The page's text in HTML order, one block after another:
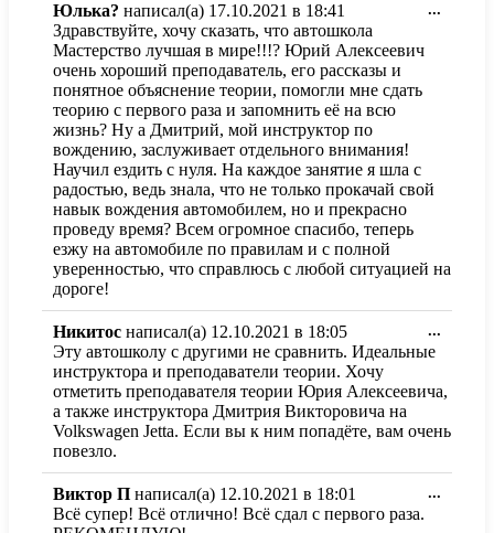
Юлька? написал(а) 17.10.2021 в 18:41
Здравствуйте, хочу сказать, что автошкола
Мастерство лучшая в мире!!!? Юрий Алексеевич
очень хороший преподаватель, его рассказы и
понятное объяснение теории, помогли мне сдать
теорию с первого раза и запомнить её на всю
жизнь? Ну а Дмитрий, мой инструктор по
вождению, заслуживает отдельного внимания!
Научил ездить с нуля. На каждое занятие я шла с
радостью, ведь знала, что не только прокачай свой
навык вождения автомобилем, но и прекрасно
проведу время? Всем огромное спасибо, теперь
езжу на автомобиле по правилам и с полной
уверенностью, что справлюсь с любой ситуацией на
дороге!
...
Никитос написал(а) 12.10.2021 в 18:05
Эту автошколу с другими не сравнить. Идеальные
инструктора и преподаватели теории. Хочу
отметить преподавателя теории Юрия Алексеевича,
а также инструктора Дмитрия Викторовича на
Volkswagen Jetta. Если вы к ним попадёте, вам очень
повезло.
...
другое
Виктор П написал(а) 12.10.2021 в 18:01
Всё супер! Всё отлично! Всё сдал с первого раза.
...